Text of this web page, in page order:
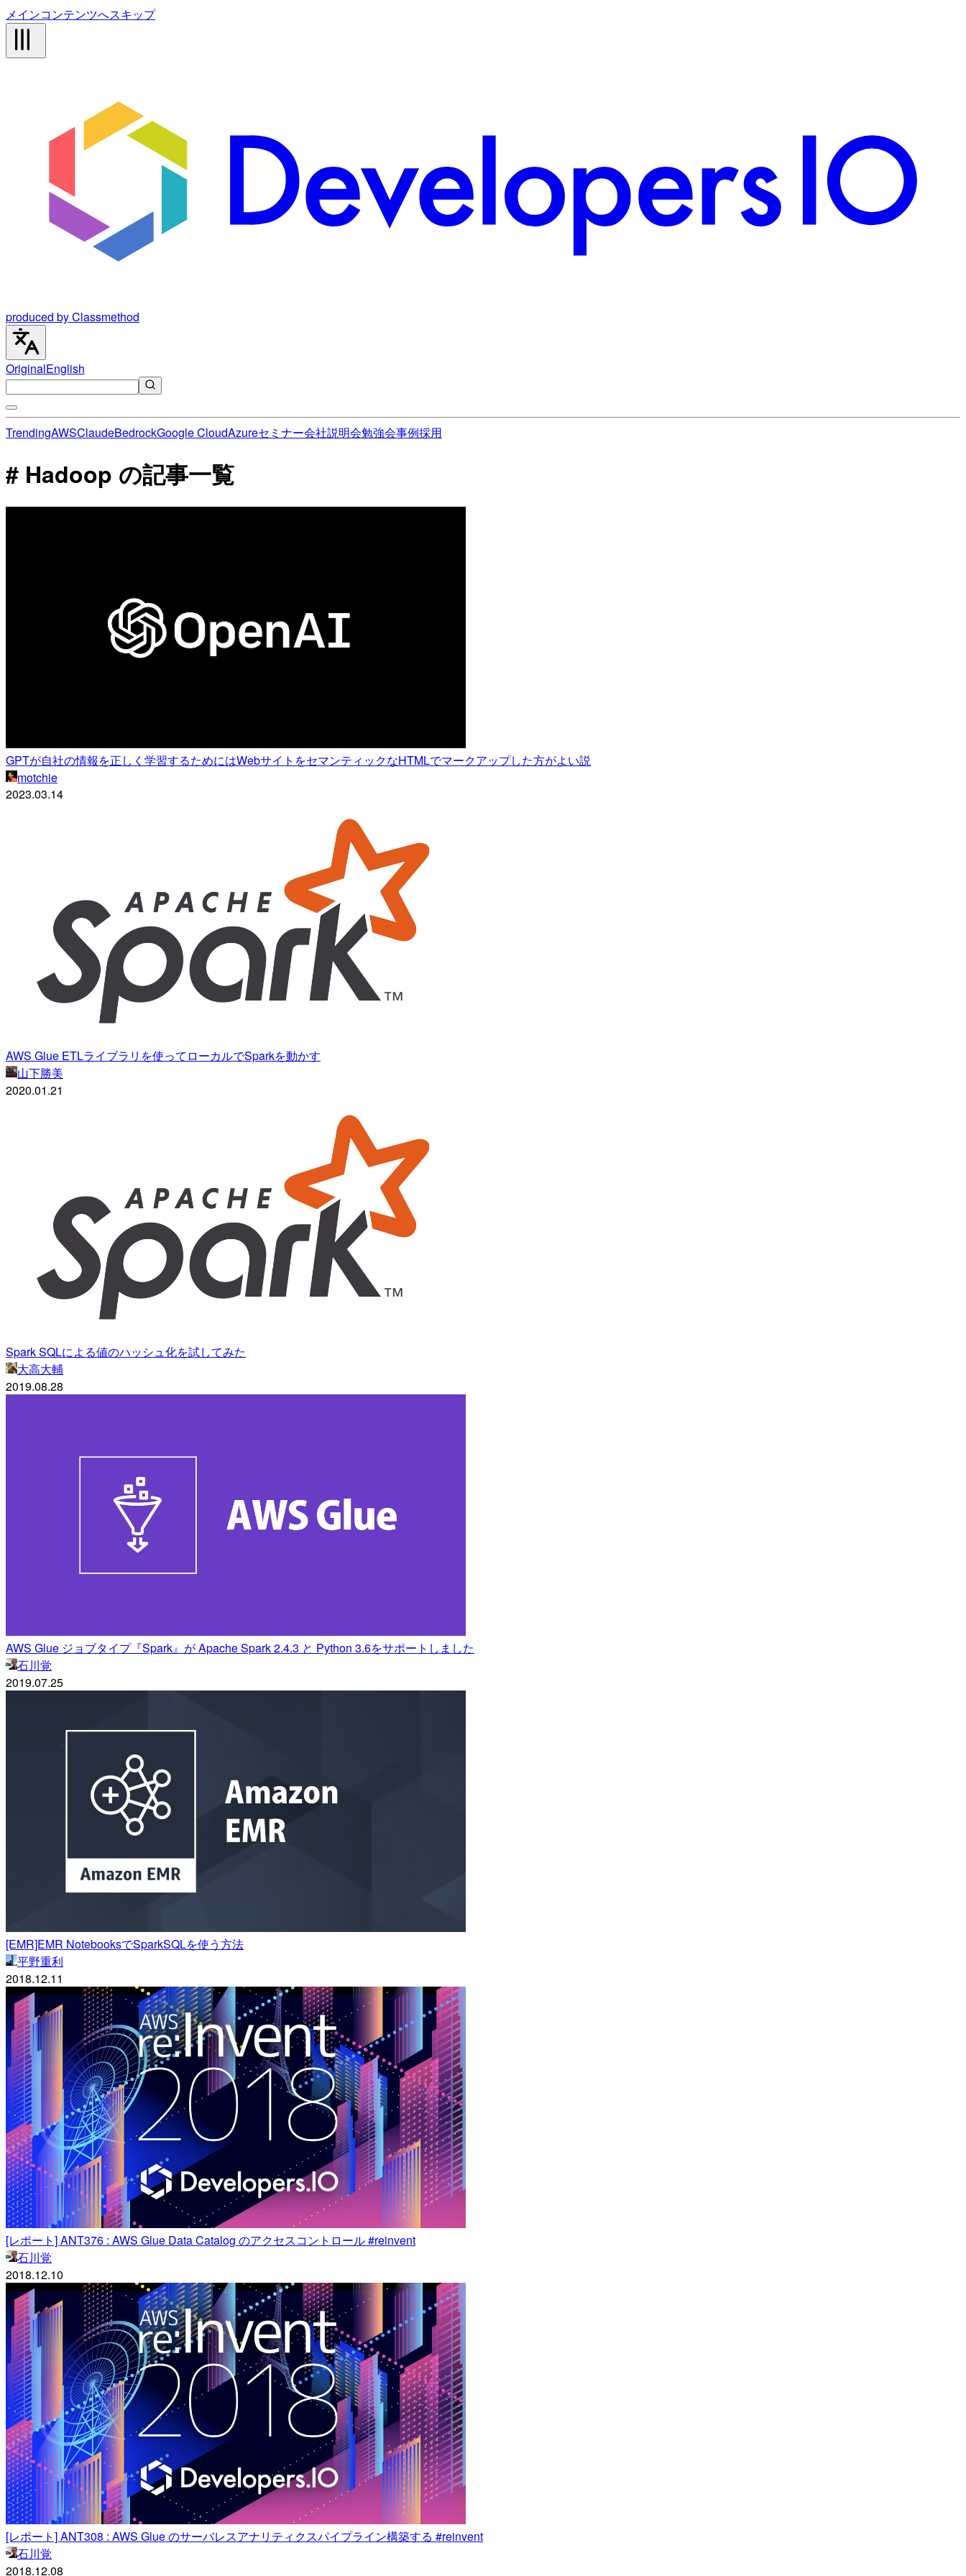
メインコンテンツへスキップ
produced by Classmethod
OriginalEnglish
TrendingAWSClaudeBedrockGoogle CloudAzureセミナー会社説明会勉強会事例採用
# Hadoop の記事一覧
GPTが自社の情報を正しく学習するためにはWebサイトをセマンティックなHTMLでマークアップした方がよい説
motchie
2023.03.14
AWS Glue ETLライブラリを使ってローカルでSparkを動かす
山下勝美
2020.01.21
Spark SQLによる値のハッシュ化を試してみた
大高大輔
2019.08.28
AWS Glue ジョブタイプ『Spark』が Apache Spark 2.4.3 と Python 3.6をサポートしました
石川覚
2019.07.25
[EMR]EMR NotebooksでSparkSQLを使う方法
平野重利
2018.12.11
[レポート] ANT376 : AWS Glue Data Catalog のアクセスコントロール #reinvent
石川覚
2018.12.10
[レポート] ANT308 : AWS Glue のサーバレスアナリティクスパイプライン構築する #reinvent
石川覚
2018.12.08